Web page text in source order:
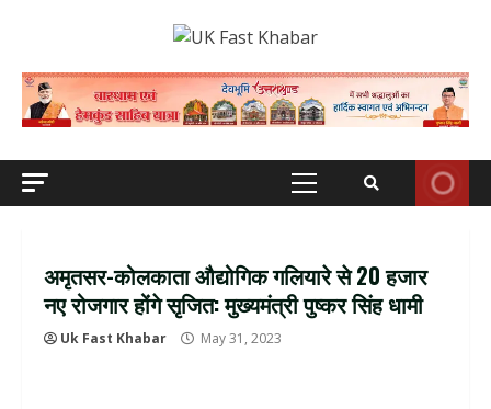
Primary
अमृतसर-कोलकाता औद्योगिक गलियारे से 20 हजार
नए रोजगार होंगे सृजित: मुख्यमंत्री पुष्कर सिंह धामी
Uk Fast Khabar May 31, 2023